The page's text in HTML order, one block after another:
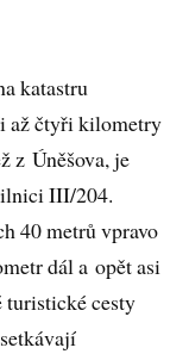
katastru
až čtyři kilometry
z Úněšova, je
III/204.
40 metrů vpravo
dál a opět asi
turistické cesty